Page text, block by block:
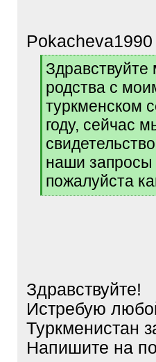
[
q
]
родства с
туркменском
году, сейчас
наши запросы
пожалуйста
[
Здравствуйте!
Истребую
Туркменистан
Напишите на